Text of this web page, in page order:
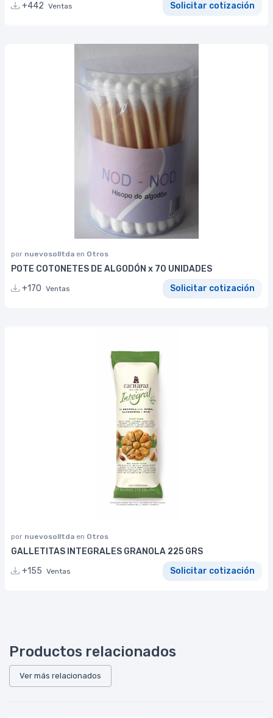
+442 Ventas Solicitar cotización
por nuevosolltda en Otros
POTE COTONETES DE ALGODÓN x 70 UNIDADES
+170 Ventas Solicitar cotización
por nuevosolltda en Otros
GALLETITAS INTEGRALES GRANOLA 225 GRS
+155 Ventas Solicitar cotización
Productos relacionados
Ver más relacionados